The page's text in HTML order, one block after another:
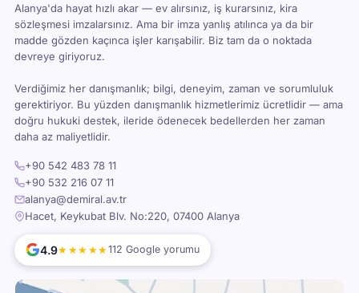
Alanya'da hayat hızlı akar — ev alırsınız, iş kurarsınız, kira
sözleşmesi imzalarsınız. Ama bir imza yanlış atılınca ya da bir
madde gözden kaçınca işler karışabilir. Biz tam da o noktada
devreye giriyoruz.
Verdiğimiz her danışmanlık; bilgi, deneyim, zaman ve sorumluluk
gerektiriyor. Bu yüzden danışmanlık hizmetlerimiz ücretlidir — ama
doğru hukuki destek, ileride ödenecek bedellerden her zaman
daha az maliyetlidir.
+90 542 483 78 11
+90 532 216 07 11
alanya@demiral.av.tr
Hacet, Keykubat Blv. No:220, 07400 Alanya
4.9★★★★★112 Google yorumu